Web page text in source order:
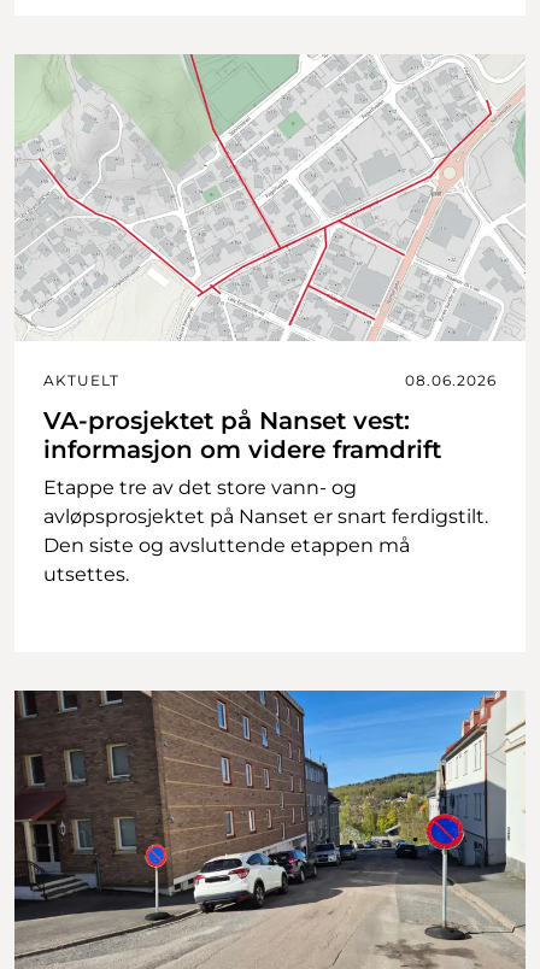
AKTUELT 08.06.2026
VA-prosjektet på Nanset vest:
informasjon om videre framdrift
Etappe tre av det store vann- og
avløpsprosjektet på Nanset er snart ferdigstilt.
Den siste og avsluttende etappen må
utsettes.